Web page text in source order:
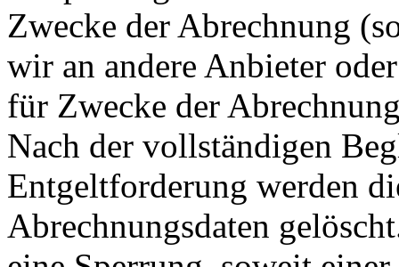
Zwecke der Abrechnung
wir an andere Anbieter
für Zwecke der
Nach der vollständigen
Entgeltforderung werden
Abrechnungsdaten